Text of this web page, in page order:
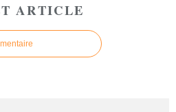
ARTICLE